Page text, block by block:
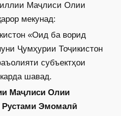
Маҷлиси Олии
мекунад:
«Оид ба ворид
Ҷумҳурии Тоҷикистон
субъектҳои
шавад.
Маҷлиси Олии
Рустами Эмомалӣ